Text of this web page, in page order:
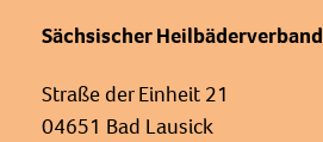
Sächsischer Heilbäderverband
Straße der Einheit 21
04651 Bad Lausick